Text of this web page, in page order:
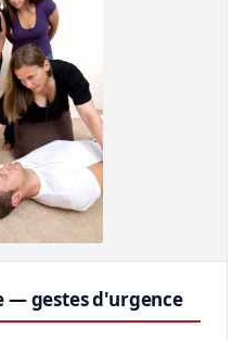
— gestes d'urgence